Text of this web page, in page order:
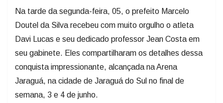
Na tarde da segunda-feira, 05, o prefeito Marcelo
Doutel da Silva recebeu com muito orgulho o atleta
Davi Lucas e seu dedicado professor Jean Costa em
seu gabinete. Eles compartilharam os detalhes dessa
conquista impressionante, alcançada na Arena
Jaraguá, na cidade de Jaraguá do Sul no final de
semana, 3 e 4 de junho.